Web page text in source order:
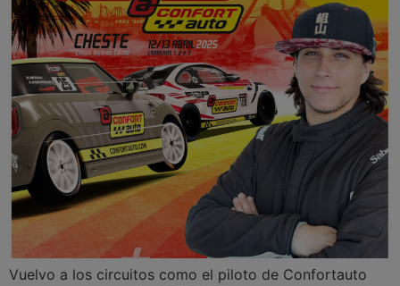
Vuelvo a los circuitos como el piloto de Confortauto